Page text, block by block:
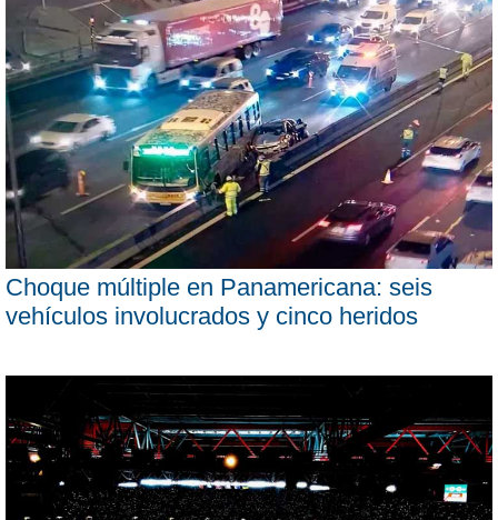
Choque múltiple en Panamericana: seis
vehículos involucrados y cinco heridos